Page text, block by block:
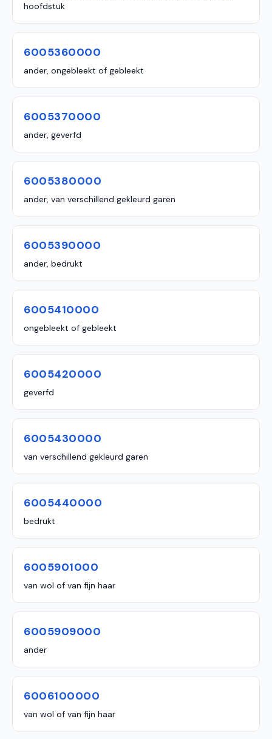
hoofdstuk
6005360000
ander, ongebleekt of gebleekt
6005370000
ander, geverfd
6005380000
ander, van verschillend gekleurd garen
6005390000
ander, bedrukt
6005410000
ongebleekt of gebleekt
6005420000
geverfd
6005430000
van verschillend gekleurd garen
6005440000
bedrukt
6005901000
van wol of van fijn haar
6005909000
ander
6006100000
van wol of van fijn haar